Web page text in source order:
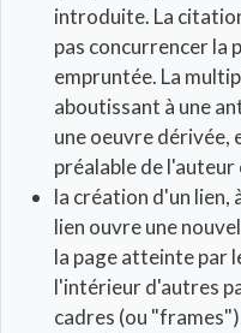
introduite. La
pas concurrencer la
empruntée. La
aboutissant à une
une oeuvre dérivée,
préalable de
la création d'un lien,
lien ouvre une
la page atteinte par
l'intérieur d'autres
cadres (ou